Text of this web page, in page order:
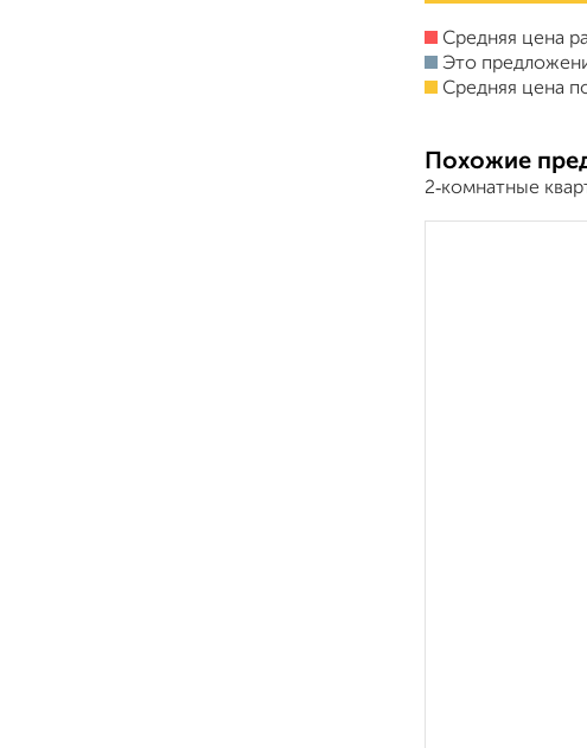
Средняя цена
Это
Средняя цена
Похожие
2‑комнатные